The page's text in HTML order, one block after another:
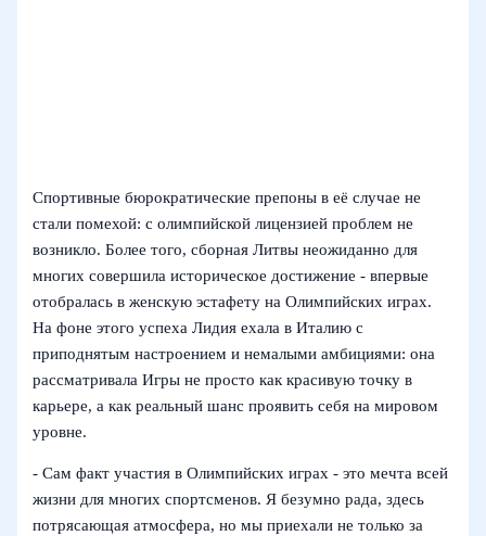
Спортивные бюрократические препоны в её случае не
стали помехой: с олимпийской лицензией проблем не
возникло. Более того, сборная Литвы неожиданно для
многих совершила историческое достижение - впервые
отобралась в женскую эстафету на Олимпийских играх.
На фоне этого успеха Лидия ехала в Италию с
приподнятым настроением и немалыми амбициями: она
рассматривала Игры не просто как красивую точку в
карьере, а как реальный шанс проявить себя на мировом
уровне.
- Сам факт участия в Олимпийских играх - это мечта всей
жизни для многих спортсменов. Я безумно рада, здесь
потрясающая атмосфера, но мы приехали не только за